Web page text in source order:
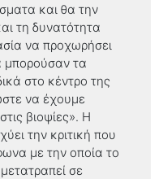
και θα την
τη δυνατότητα
να προχωρήσει
μπορούσαν τα
στο κέντρο της
να έχουμε
βιοψίες». Η
την κριτική που
με την οποία το
σε